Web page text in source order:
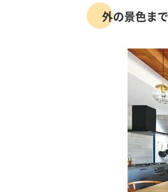
外の景色ま